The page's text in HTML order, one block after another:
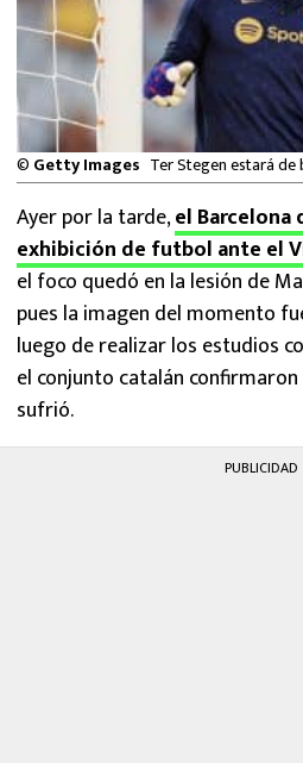
NFL
© Getty Images Ter Stegen estará
Ayer por la tarde,el Barcelona
exhibición de futbol ante el
el foco quedó en la lesión de
pues la imagen del momento
luego de realizar los estudios
el conjunto catalán
sufrió.
PUBLICIDAD